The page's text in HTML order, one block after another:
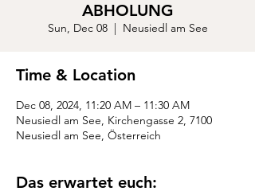
ABHOLUNG
Sun, Dec 08
  |
Neusiedl am See
Time & Location
Dec 08, 2024, 11:20 AM – 11:30 AM
Neusiedl am See, Kirchengasse 2, 7100
Neusiedl am See, Österreich
Das erwartet euch: